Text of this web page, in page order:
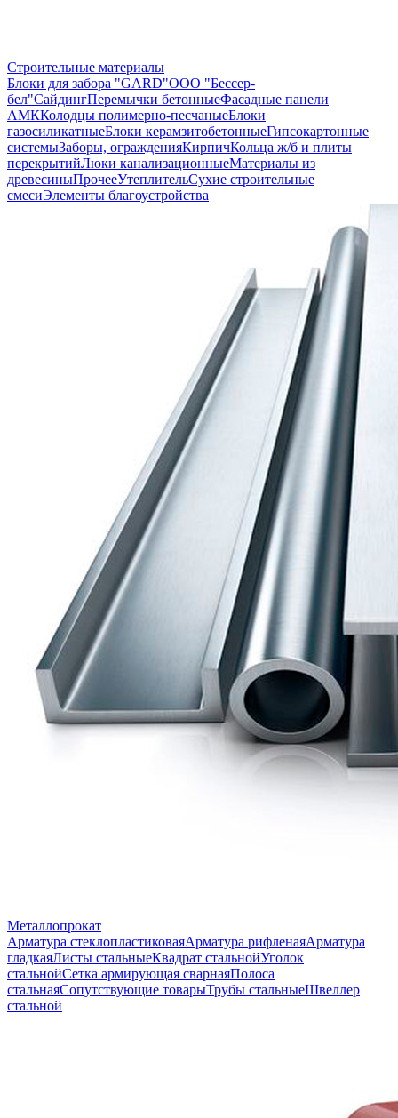
Строительные материалы
Блоки для забора "GARD"ООО "Бессер-
бел"СайдингПеремычки бетонныеФасадные панели
АМККолодцы полимерно-песчаныеБлоки
газосиликатныеБлоки керамзитобетонныеГипсокартонные
системыЗаборы, огражденияКирпичКольца ж/б и плиты
перекрытийЛюки канализационныеМатериалы из
древесиныПрочееУтеплительСухие строительные
смесиЭлементы благоустройства
Металлопрокат
Арматура стеклопластиковаяАрматура рифленаяАрматура
гладкаяЛисты стальныеКвадрат стальнойУголок
стальнойСетка армирующая сварнаяПолоса
стальнаяСопутствующие товарыТрубы стальныеШвеллер
стальной